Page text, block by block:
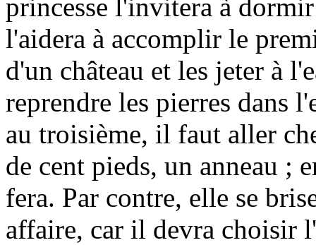
princesse l'invitera à
l'aidera à accomplir le
d'un château et les jeter à
reprendre les pierres dans
au troisième, il faut aller
de cent pieds, un anneau ;
fera. Par contre, elle se
affaire, car il devra choisir